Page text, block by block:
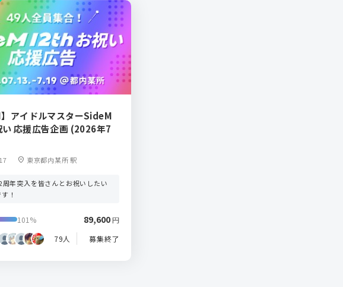
】アイドルマスターSideM
応援広告企画 (2026年7
location_on 東京都内某所 駅
周年突入を皆さんとお祝いしたい
！
101% 89,600円
79人 募集終了